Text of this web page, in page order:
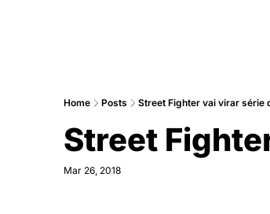
Home Posts Street Fighter vai virar série
Street
Mar 26, 2018